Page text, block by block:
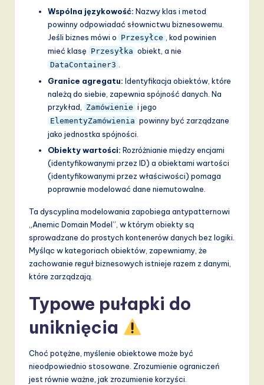
Wspólna językowość: Nazwy klas i metod
powinny odpowiadać słownictwu biznesowemu.
Jeśli biznes mówi o Przesyłce , kod powinien
mieć klasę Przesyłka obiekt, a nie
DataContainer3 .
Granice agregatu: Identyfikacja obiektów, które
należą do siebie, zapewnia spójność danych. Na
przykład,
Zamówienie i jego
ElementyZamówienia powinny być zarządzane
jako jednostka spójności.
Obiekty wartości: Rozróżnianie między encjami
(identyfikowanymi przez ID) a obiektami wartości
(identyfikowanymi przez właściwości) pomaga
poprawnie modelować dane niemutowalne.
Ta dyscyplina modelowania zapobiega antypatternowi
„Anemic Domain Model”, w którym obiekty są
sprowadzane do prostych kontenerów danych bez logiki.
Myśląc w kategoriach obiektów, zapewniamy, że
zachowanie reguł biznesowych istnieje razem z danymi,
które zarządzają.
Typowe pułapki do
uniknięcia
Choć potężne, myślenie obiektowe może być
nieodpowiednio stosowane. Zrozumienie ograniczeń
jest równie ważne, jak zrozumienie korzyści.